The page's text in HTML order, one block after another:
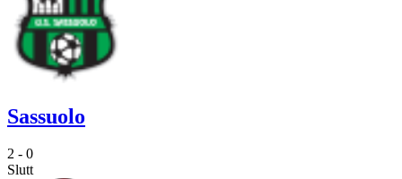
Sassuolo
2 - 0
Slutt